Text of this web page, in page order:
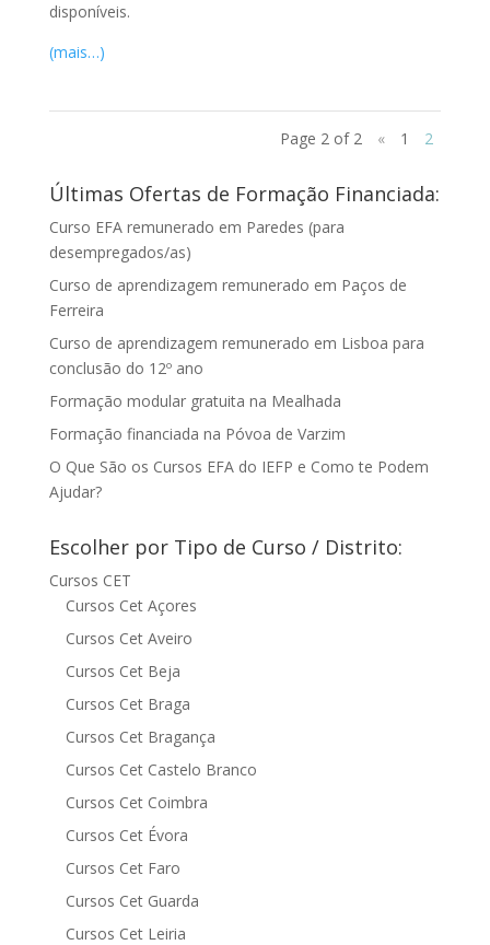
disponíveis.
(mais…)
Page 2 of 2 « 1 2
Últimas Ofertas de Formação Financiada:
Curso EFA remunerado em Paredes (para
desempregados/as)
Curso de aprendizagem remunerado em Paços de
Ferreira
Curso de aprendizagem remunerado em Lisboa para
conclusão do 12º ano
Formação modular gratuita na Mealhada
Formação financiada na Póvoa de Varzim
O Que São os Cursos EFA do IEFP e Como te Podem
Ajudar?
Escolher por Tipo de Curso / Distrito:
Cursos CET
Cursos Cet Açores
Cursos Cet Aveiro
Cursos Cet Beja
Cursos Cet Braga
Cursos Cet Bragança
Cursos Cet Castelo Branco
Cursos Cet Coimbra
Cursos Cet Évora
Cursos Cet Faro
Cursos Cet Guarda
Cursos Cet Leiria